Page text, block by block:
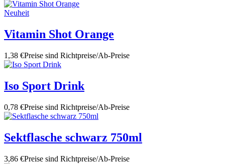
Neuheit
Vitamin Shot Orange
1,38 €Preise sind Richtpreise/Ab-Preise
Iso Sport Drink
0,78 €Preise sind Richtpreise/Ab-Preise
Sektflasche schwarz 750ml
3,86 €Preise sind Richtpreise/Ab-Preise